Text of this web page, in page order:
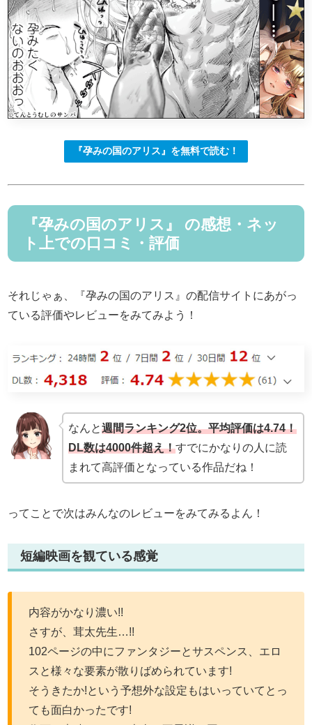
『孕みの国のアリス』を無料で読む！
『孕みの国のアリス』 の感想・ネッ
ト上での口コミ・評価
それじゃぁ、『孕みの国のアリス』の配信サイトにあがっ
ている評価やレビューをみてみよう！
なんと週間ランキング2位。平均評価は4.74！
DL数は4000件超え！すでにかなりの人に読
まれて高評価となっている作品だね！
ってことで次はみんなのレビューをみてみるよん！
短編映画を観ている感覚
内容がかなり濃い!!
さすが、茸太先生…!!
102ページの中にファンタジーとサスペンス、エロ
スと様々な要素が散りばめられています!
そうきたか!という予想外な設定もはいっていてとっ
ても面白かったです!